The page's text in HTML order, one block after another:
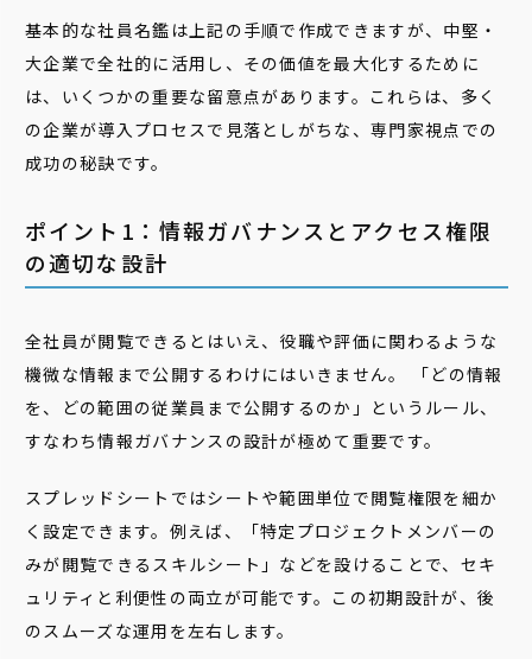
基本的な社員名鑑は上記の手順で作成できますが、中堅・
大企業で全社的に活用し、その価値を最大化するために
は、いくつかの重要な留意点があります。これらは、多く
の企業が導入プロセスで見落としがちな、専門家視点での
成功の秘訣です。
ポイント1：情報ガバナンスとアクセス権限
の適切な設計
全社員が閲覧できるとはいえ、役職や評価に関わるような
機微な情報まで公開するわけにはいきません。 「どの情報
を、どの範囲の従業員まで公開するのか」というルール、
すなわち情報ガバナンスの設計が極めて重要です。
スプレッドシートではシートや範囲単位で閲覧権限を細か
く設定できます。例えば、「特定プロジェクトメンバーの
みが閲覧できるスキルシート」などを設けることで、セキ
ュリティと利便性の両立が可能です。この初期設計が、後
のスムーズな運用を左右します。